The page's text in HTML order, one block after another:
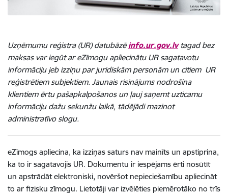
Uzņēmumu reģistra (UR) datubāzē info.ur.gov.lvtagad bez
maksas var iegūt ar eZīmogu apliecinātu UR sagatavotu
informāciju jeb izziņu par juridiskām personām un citiem UR
reģistrētiem subjektiem. Jaunais risinājums nodrošina
klientiem ērtu pašapkalpošanos un ļauj saņemt uzticamu
informāciju dažu sekunžu laikā, tādējādi mazinot
administratīvo slogu.
eZīmogs apliecina, ka izziņas saturs nav mainīts un apstiprina,
ka to ir sagatavojis UR. Dokumentu ir iespējams ērti nosūtīt
un apstrādāt elektroniski, novēršot nepieciešamību apliecināt
to ar fizisku zīmogu. Lietotāji var izvēlēties piemērotāko no trīs